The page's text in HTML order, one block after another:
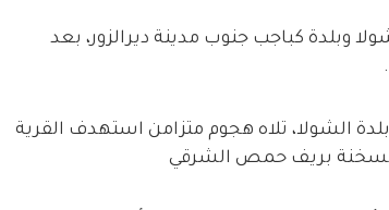
وبلدة كباجب جنوب مدينة ديرالزور، بعد
الشولا، تلاه هجوم متزامن استهدف القرية
السخنة بريف حمص الشرقي